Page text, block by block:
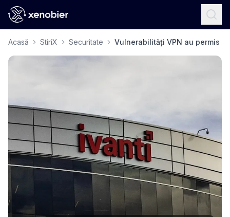
Acasă StiriX Securitate Vulnerabilități VPN au permis